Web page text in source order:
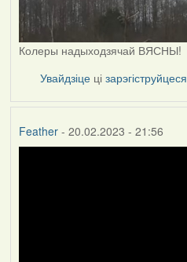
Колеры надыходзячай ВЯСНЫ!
Увайдзіце цізарэгіструйцеся
Feather- 20.02.2023 - 21:56